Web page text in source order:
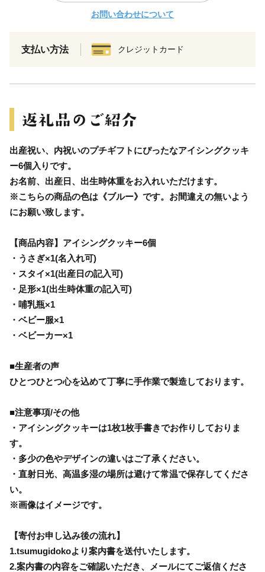
お問い合わせについて
支払い方法 クレジットカード
出産祝い、内祝いのプチギフトにぴったなアイシングクッキ
ー6個入りです。
お名前、出産日、出生時体重をお入れいただけます。
※こちらの商品の色は《ブルー》です。お間違えの無いよう
にお願い致します。
【商品内容】アイシングクッキー6個
・うさぎ×1(名入れ可)
・スタイ×1(出産日の記入可)
・足形×1(出生時体重の記入可)
・哺乳瓶×1
・ベビー服×1
・ベビーカー×1
■生産者の声
ひとつひとつ心を込めて丁寧に手作業で製造しております。
■注意事項/その他
・アイシングクッキーは1枚1枚手書きでお作りしておりま
す。
・多少の色やデザインの違いはご了承ください。
・直射日光、高温多湿の場所は避けて常温で保存してくださ
い。
※画像はイメージです。
【寄付お申し込み後の流れ】
1.tsumugidokoより案内書を送付いたします。
2.案内書の内容をご確認いただき、メールにてご返信くださ